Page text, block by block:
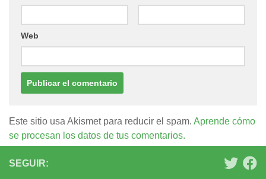
Web
Este sitio usa Akismet para reducir el spam. Aprende cómo
se procesan los datos de tus comentarios.
SEGUIR: